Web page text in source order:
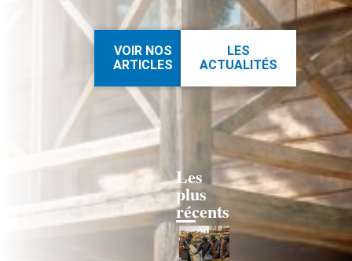
VOIR NOS
ARTICLES
LES
ACTUALITÉS
Les
plus
récents